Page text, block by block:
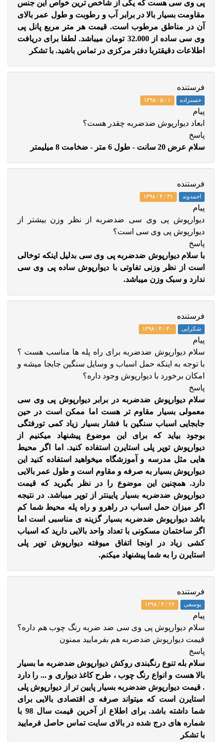
پی وی سی هست که یکی از شاخص ترین خواص این جنس
مقاومت بسیار بالا در برابر آب و رطوبت و طول عمر بالای
آن در مناطق مرطوب است. قیمت هر متر مربع پانل پی
وی سی ساده از 32.000 تومان میباشد. لطفا برای دریافت
اطلاعات دقیقتربا دفتر مرکزی در تماس باشید. با تشکر
فرستنده
حسنزاده ۱ / ۵ / ۱۳۹۸
پيام
ابعاد دیوارپوش ضدضربه چقدر هست؟
پاسخ
سلام عرض 20 سانت - طول 6 متر - ضخامت 8 میلیمتر
فرستنده
احمدوند ۳۱ / ۴ / ۱۳۹۸
پيام
دیوارپوش پی وی سی ضدضربه از نظر وزن بیشتر از
دیوارپوش پی وی سی است؟
پاسخ
با سلام دیوارپوش ضدضربه پی وی سی بدلیل اینکه توخالی
است از نظر وزنی تفاوتی با دیوارپوش ساده پی وی سی
ندارد و سبک وزن میباشد.
فرستنده
شکرایی ۳۰ / ۴ / ۱۳۹۸
پيام
سلام دیوارپوش ضدضربه برای راه پله ها مناسب هست ؟
با توجه به اینکه حمل اسباب و وسایل سنگین جابجا میشه و
امکان برخورد با دیوارپوش وجود داره؟
پاسخ
سلام دیوارپوش ضدضربه در برابر دیوارپوش پی وی سی
معمولی بسیار مقاوم تر هست اما ممکن است در حین
جابجایی اسباب سنگین با فشار بسیار زیاد کمی تورفتگی
بوجود بیاید که برای این موضوع پیشنهاد میکنیم از
دیوارپوش توپر پلی استایرن استفاده کنید. اما اگر محیط
هایی مثل مدرسه و آموزشگاه میخواهید استفاده کنید این
دیوارپوش بسیار به صرفه و مقاوم است و طول عمر بالایی
دارد. همچنین این موضوع را در نظر بگیرید که قیمت
دیوارپوش ضدضربه بسیار پایینتر از توپر میباشد. در نتیجه
اگر میزان حمل اسباب در راهرو و راه پله محیط شما کم
باشد دیوارپوش ضدضربه بسیار گزینه ی مناسبی است اما
اگر ساختمان مسکونی با تعداد واحد بالایی دارید که اسباب
کشی زیاد در اونجا اتفاق میوفته دیوارپوش توپر پلی
استایرن را به شما پیشنهاد میکنم.
فرستنده
یوسفی ۲۶ / ۴ / ۱۳۹۸
پيام
سلام دیوارپوش پی وی سی ضد ضربه رنگ چوب هم داره؟
قیمت دیوارپوش ضدضربه هم بفرمایید ممنون
پاسخ
سلام بله تنوع رنگبندی روکش دیوارپوش ضدضربه ما بسیار
بالا هست و انواع رنگ چوب ، طرح کاغذ دیواری و ... را دارد
. قیمت دیوارپوش ضدضربه بسیار پایین تر از دیوارپوش پلی
استایرن است که میتواند صرفه ی اقتصادی بالایی برای
شما داشته باشد. برای اطلاع از آخرین قیمت سال 98 با
شماره های درج شده در بالای سایت تماس حاصل فرمایید
با تشکر